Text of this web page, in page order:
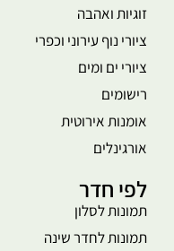
זוגיות ואהבה
ציורי נוף עירוני וכפרי
ציורי ים ומים
רישומים
אומנות אירוטית
אורגינלים
לפי חדר
תמונות לסלון
תמונות לחדר שינה